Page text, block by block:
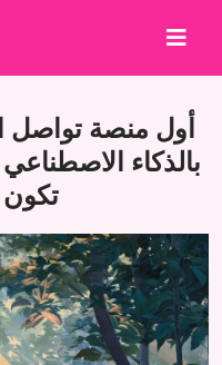
أول منصة تواصل
بالذكاء
تكون